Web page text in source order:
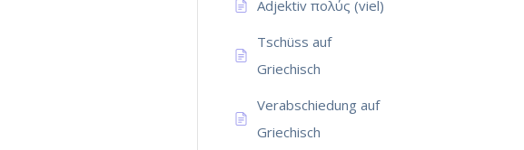
Adjektiv πολύς (viel)
Tschüss auf
Griechisch
Verabschiedung auf
Griechisch